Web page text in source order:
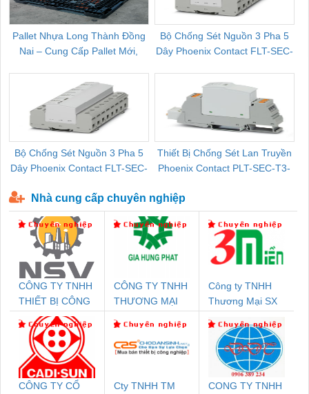
Pallet Nhựa Long Thành Đồng
Nai – Cung Cấp Pallet Mới,
Bộ Chống Sét Nguồn 3 Pha 5
Dây Phoenix Contact FLT-SEC-
Bộ Chống Sét Nguồn 3 Pha 5
Dây Phoenix Contact FLT-SEC-
Thiết Bị Chống Sét Lan Truyền
Phoenix Contact PLT-SEC-T3-
Nhà cung cấp chuyên nghiệp
CÔNG TY TNHH
THIẾT BỊ CÔNG
NGHIỆP NIHON
SETSUBI VIỆT
NAM
CÔNG TY TNHH
THƯƠNG MẠI
THUẬT ĐIỆN CƠ
GIA HƯNG
Công ty TNHH
Thương Mại SX
CÔNG TY CỔ
Cty TNHH TM
CONG TY TNHH